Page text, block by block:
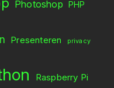
Photoshop PHP
Presenteren privacy
Raspberry Pi